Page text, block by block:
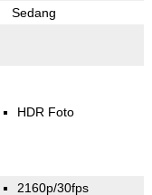
Sedang
HDR Foto
2160p/30fps